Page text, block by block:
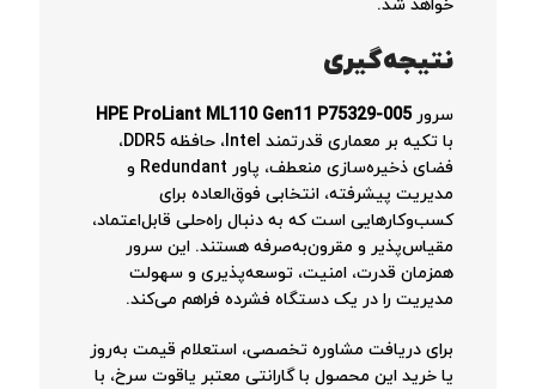
خواهد شد.
نتیجه‌گیری
سرورHPE ProLiant ML110 Gen11 P75329-005
با تکیه بر معماری قدرتمند Intel، حافظه DDR5،
فضای ذخیره‌سازی منعطف، پاور Redundant و
مدیریت پیشرفته، انتخابی فوق‌العاده برای
کسب‌وکارهایی است که به دنبال راه‌حلی قابل‌اعتماد،
مقیاس‌پذیر و مقرون‌به‌صرفه هستند. این سرور
همزمان قدرت، امنیت، توسعه‌پذیری و سهولت
مدیریت را در یک دستگاه فشرده فراهم می‌کند.
برای دریافت مشاوره تخصصی، استعلام قیمت به‌روز
یا خرید این محصول با گارانتی معتبر یاقوت سرخ، با